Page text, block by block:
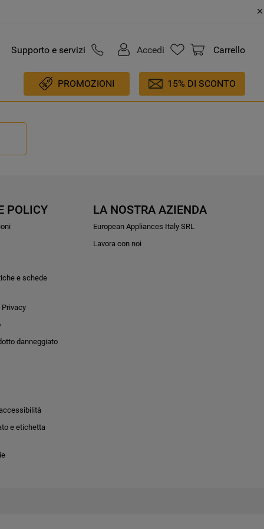
Supporto e servizi Accedi Carrello
PROMOZIONI 15% DI SCONTO
POLICY
e schede
danneggiato
e etichetta
LA NOSTRA AZIENDA
European Appliances Italy SRL
Lavora con noi